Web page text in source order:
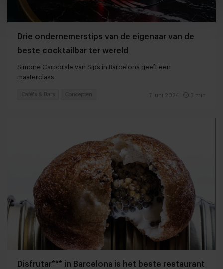
Drie ondernemerstips van de eigenaar van de
beste cocktailbar ter wereld
Simone Carporale van Sips in Barcelona geeft een
masterclass
7 juni 2024 3 min
Café's & Bars Concepten
Disfrutar*** in Barcelona is het beste restaurant